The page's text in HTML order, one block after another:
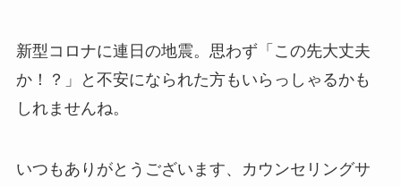
新型コロナに連日の地震。思わず「この先大丈夫
か！？」と不安になられた方もいらっしゃるかも
しれませんね。
いつもありがとうございます、カウンセリングサ